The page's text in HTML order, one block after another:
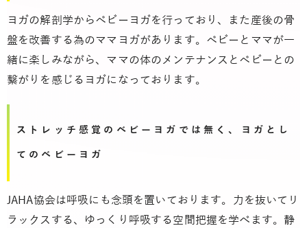
ヨガの解剖学からベビーヨガを行っており、また産後の骨
盤を改善する為のママヨガがあります。ベビーとママが一
緒に楽しみながら、ママの体のメンテナンスとベビーとの
繋がりを感じるヨガになっております。
ストレッチ感覚のベビーヨガでは無く、ヨガとし
てのベビーヨガ
JAHA協会は呼吸にも念頭を置いております。力を抜いてリ
ラックスする、ゆっくり呼吸する空間把握を学べます。静